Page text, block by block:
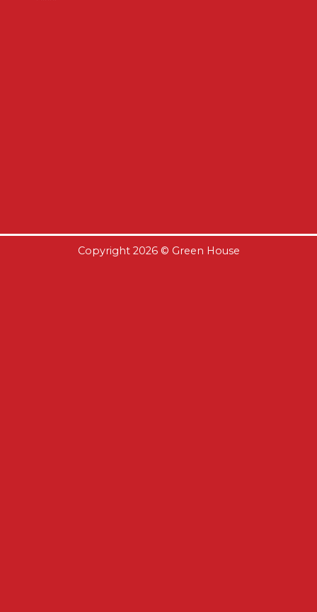
Copyright 2026 © Green House